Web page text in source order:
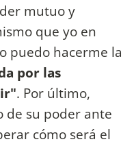
mutuo y
que yo en
puedo hacerme la
por las
. Por último,
de su poder ante
cómo será el